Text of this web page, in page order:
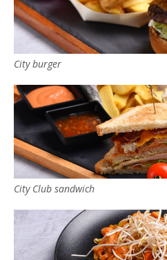
City burger
City Club sandwich